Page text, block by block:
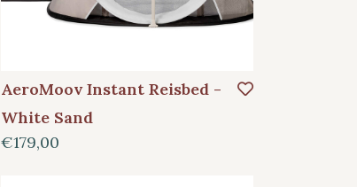
AeroMoov Instant Reisbed -
White Sand
€179,00